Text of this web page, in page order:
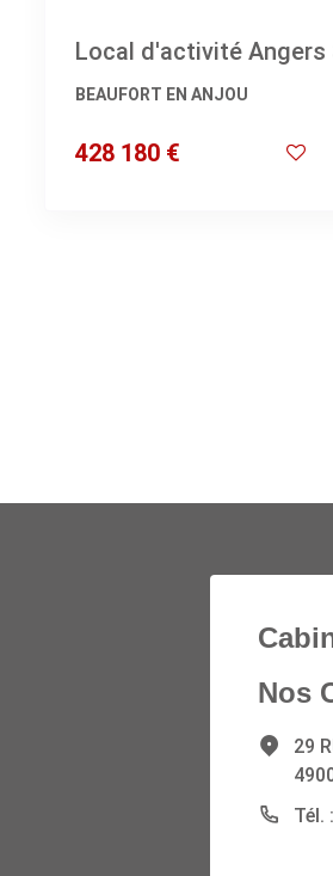
Local d'activité Angers
BEAUFORT EN ANJOU
428 180 €
Nos
29
Tél.